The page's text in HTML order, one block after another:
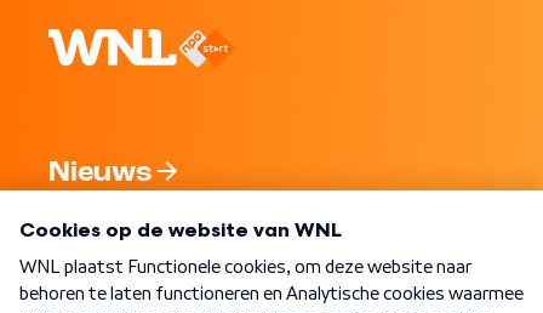
Nieuws
Nieuwsbrief